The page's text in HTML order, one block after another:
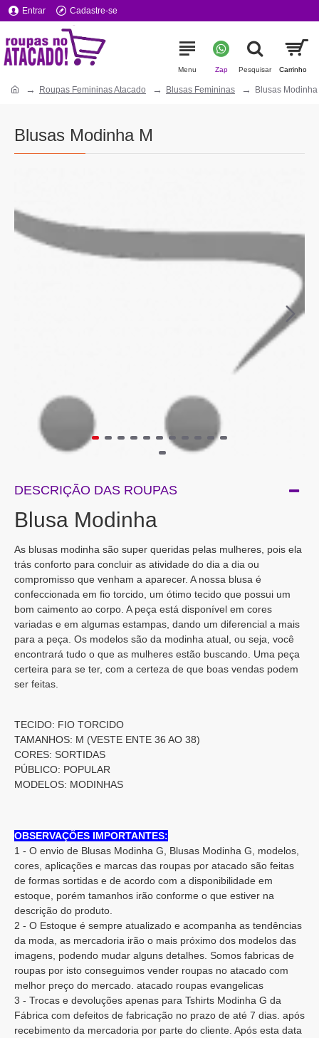
Entrar Cadastre-se
Roupas Femininas Atacado Blusas Femininas Blusas Modinha
Blusas Modinha M
DESCRIÇÃO DAS ROUPAS
Blusa Modinha
As blusas modinha são super queridas pelas mulheres, pois ela
trás conforto para concluir as atividade do dia a dia ou
compromisso que venham a aparecer. A nossa blusa é
confeccionada em fio torcido, um ótimo tecido que possui um
bom caimento ao corpo. A peça está disponível em cores
variadas e em algumas estampas, dando um diferencial a mais
para a peça. Os modelos são da modinha atual, ou seja, você
encontrará tudo o que as mulheres estão buscando. Uma peça
certeira para se ter, com a certeza de que boas vendas podem
ser feitas.
TECIDO: FIO TORCIDO
TAMANHOS: M (VESTE ENTE 36 AO 38)
CORES: SORTIDAS
PÚBLICO: POPULAR
MODELOS: MODINHAS
OBSERVAÇÕES IMPORTANTES:
1 - O envio de Blusas Modinha G, Blusas Modinha G, modelos,
cores, aplicações e marcas das roupas por atacado são feitas
de formas sortidas e de acordo com a disponibilidade em
estoque, porém tamanhos irão conforme o que estiver na
descrição do produto.
2 - O Estoque é sempre atualizado e acompanha as tendências
da moda, as mercadoria irão o mais próximo dos modelos das
imagens, podendo mudar alguns detalhes. Somos fabricas de
roupas por isto conseguimos vender roupas no atacado com
melhor preço do mercado. atacado roupas evangelicas
3 - Trocas e devoluções apenas para Tshirts Modinha G da
Fábrica com defeitos de fabricação no prazo de até 7 dias. após
recebimento da mercadoria por parte do cliente. Após esta data